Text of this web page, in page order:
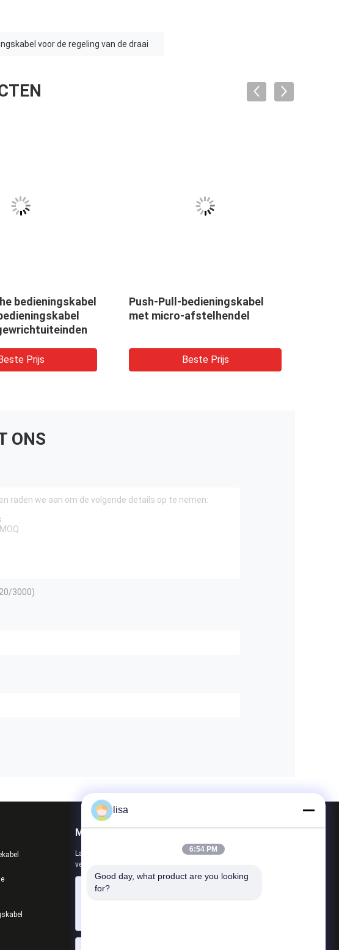
voor de regeling van de draai
bedieningskabel
Prijs
Push-Pull-bedieningskabel
met micro-afstelhendel
Beste Prijs
ONS
20/3000)
Mail ons
Laat ons uw vereiste weten. We zullen de beste producten met u
verbinden.
lisa
6:54 PM
Good day, what product are you looking
for?